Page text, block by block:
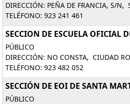
DIRECCIÓN: PEÑA DE FRANCIA, S/N,
TELÉFONO: 923 241 461
SECCION DE ESCUELA OFICIAL
PÚBLICO
DIRECCIÓN: NO CONSTA, CIUDAD
TELÉFONO: 923 482 052
SECCIÓN DE EOI DE SANTA
PÚBLICO